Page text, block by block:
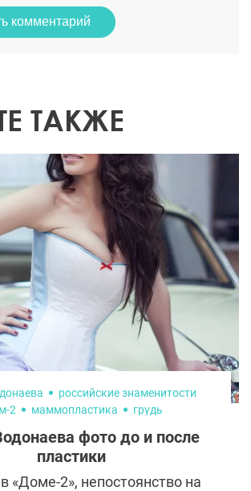
комментарий
ТАКЖЕ
российские знаменитости
2
маммопластика
грудь
фото до и после
пластики
«Доме-2», непостоянство на